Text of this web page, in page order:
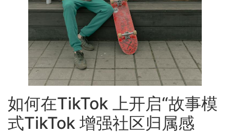
如何在TikTok 上开启“故事模
式TikTok 增强社区归属感